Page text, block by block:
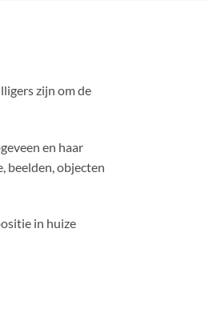
zijn om de
en haar
beelden, objecten
in huize